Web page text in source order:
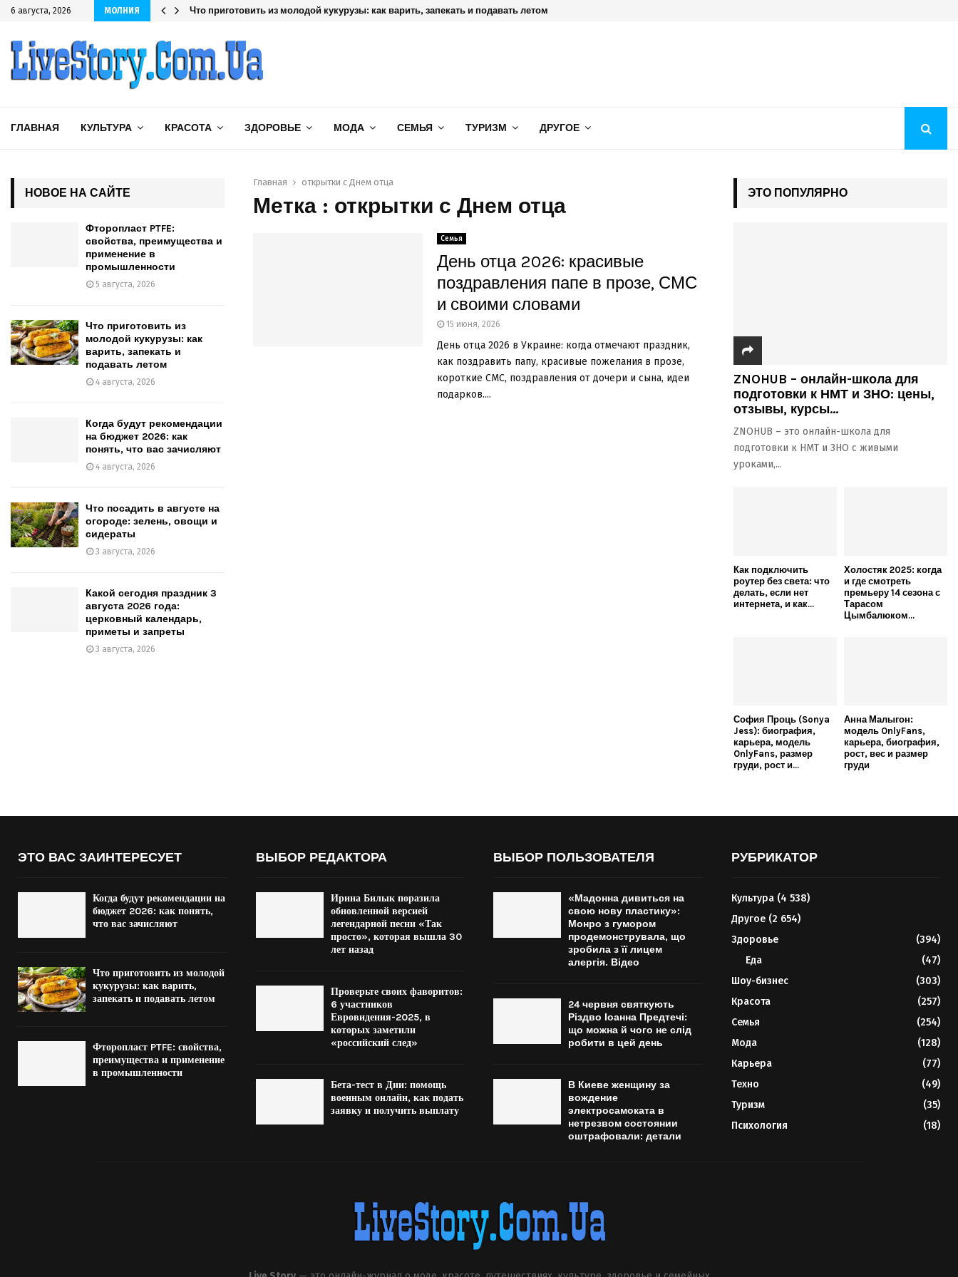
6 августа, 2026 МОЛНИЯ Что приготовить из молодой кукурузы: как варить, запекать и подавать летом
ГЛАВНАЯ КУЛЬТУРА КРАСОТА ЗДОРОВЬЕ МОДА СЕМЬЯ ТУРИЗМ ДРУГОЕ
Главная открытки с Днем отца
Метка : открытки с Днем отца
Семья
День отца 2026: красивые
поздравления папе в прозе, СМС
и своими словами
15 июня, 2026
День отца 2026 в Украине: когда отмечают праздник,
как поздравить папу, красивые пожелания в прозе,
короткие СМС, поздравления от дочери и сына, идеи
подарков....
НОВОЕ НА САЙТЕ
Фторопласт PTFE:
свойства, преимущества и
применение в
промышленности
5 августа, 2026
Что приготовить из
молодой кукурузы: как
варить, запекать и
подавать летом
4 августа, 2026
Когда будут рекомендации
на бюджет 2026: как
понять, что вас зачисляют
4 августа, 2026
Что посадить в августе на
огороде: зелень, овощи и
сидераты
3 августа, 2026
Какой сегодня праздник 3
августа 2026 года:
церковный календарь,
приметы и запреты
3 августа, 2026
ЭТО ПОПУЛЯРНО
ZNOHUB – онлайн-школа для
подготовки к НМТ и ЗНО: цены,
отзывы, курсы...
ZNOHUB – это онлайн-школа для
подготовки к НМТ и ЗНО с живыми
уроками,...
Как подключить
роутер без света: что
делать, если нет
интернета, и как...
Холостяк 2025: когда
и где смотреть
премьеру 14 сезона с
Тарасом
Цымбалюком...
София Проць (Sonya
Jess): биография,
карьера, модель
OnlyFans, размер
груди, рост и...
Анна Малыгон:
модель OnlyFans,
карьера, биография,
рост, вес и размер
груди
ЭТО ВАС ЗАИНТЕРЕСУЕТ
Когда будут рекомендации на
бюджет 2026: как понять,
что вас зачисляют
Что приготовить из молодой
кукурузы: как варить,
запекать и подавать летом
Фторопласт PTFE: свойства,
преимущества и применение
в промышленности
ВЫБОР РЕДАКТОРА
Ирина Билык поразила
обновленной версией
легендарной песни «Так
просто», которая вышла 30
лет назад
Проверьте своих фаворитов:
6 участников
Евровидения-2025, в
которых заметили
«российский след»
Бета-тест в Дии: помощь
военным онлайн, как подать
заявку и получить выплату
ВЫБОР ПОЛЬЗОВАТЕЛЯ
«Мадонна дивиться на
свою нову пластику»:
Монро з гумором
продемонструвала, що
зробила з її лицем
алергія. Відео
24 червня святкують
Різдво Іоанна Предтечі:
що можна й чого не слід
робити в цей день
В Киеве женщину за
вождение
электросамоката в
нетрезвом состоянии
оштрафовали: детали
РУБРИКАТОР
Культура(4 538)
Другое(2 654)
Здоровье
(394)
Еда
(47)
Шоу-бизнес
(303)
Красота
(257)
Семья
(254)
Мода
(128)
Карьера
(77)
Техно
(49)
Туризм
(35)
Психология
(18)